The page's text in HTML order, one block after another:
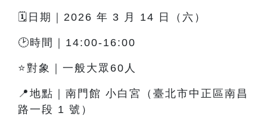
🗓️日期｜2026 年 3 月 14 日（六）
🕑時間｜14:00-16:00
⭐對象｜一般大眾60人
📍地點｜南門館 小白宮（臺北市中正區南昌
路一段 1 號）